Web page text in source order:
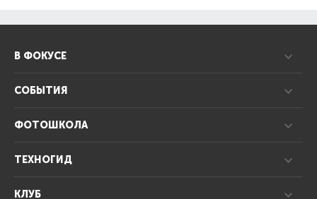
В ФОКУСЕ
СОБЫТИЯ
ФОТОШКОЛА
ТЕХНОГИД
КЛУБ